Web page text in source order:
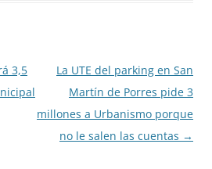
3,5
La UTE del parking en San
Martín de Porres pide 3
millones a Urbanismo porque
no le salen las cuentas →